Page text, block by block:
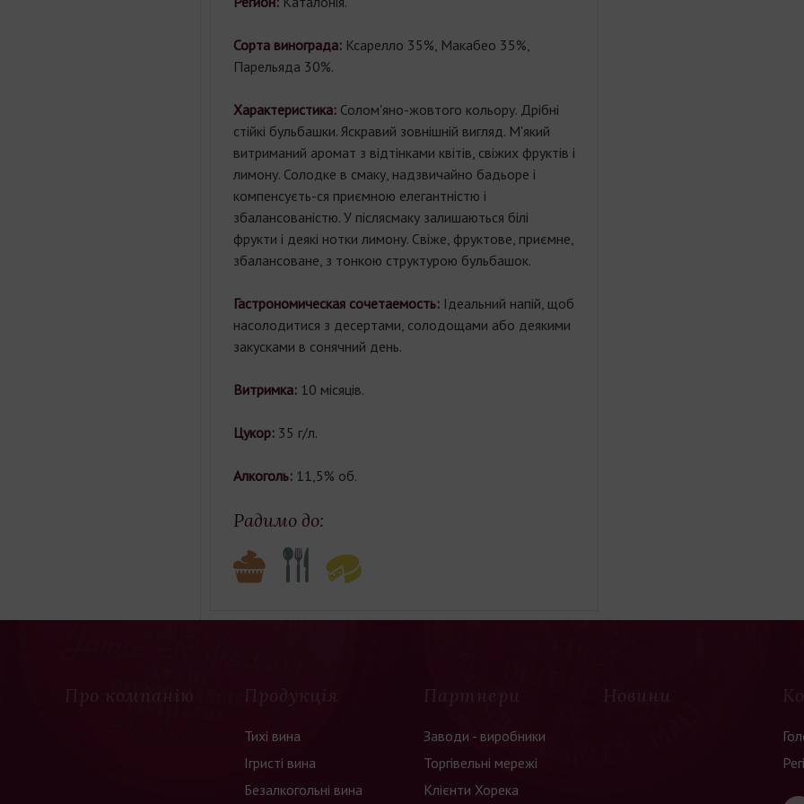
Сорта винограда: Ксарелло 35%, Макабео 35%,
Парельяда 30%.
Характеристика: Солом'яно-жовтого кольору. Дрібні
стійкі бульбашки. Яскравий зовнішній вигляд. М'який
витриманий аромат з відтінками квітів, свіжих фруктів і
лимону. Солодке в смаку, надзвичайно бадьоре і
компенсуєть-ся приємною елегантністю і
збалансованістю. У післясмаку залишаються білі
фрукти і деякі нотки лимону. Свіже, фруктове, приємне,
збалансоване, з тонкою структурою бульбашок.
Гастрономическая сочетаемость: Ідеальний напій, щоб
насолодитися з десертами, солодощами або деякими
закусками в сонячний день.
Витримка: 10 місяців.
Цукор: 35 г/л.
Алкоголь: 11,5% об.
Радимо до:
Про компанію Продукція
Тихі вина
Ігристі вина
Безалкогольні вина
Партнери
Заводи - виробники
Торгівельні мережі
Клієнти Хорека
Новини